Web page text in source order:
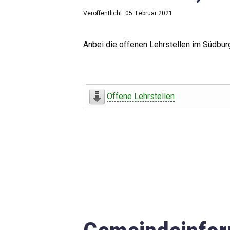
Veröffentlicht: 05. Februar 2021
Anbei die offenen Lehrstellen im
Offene Lehrstellen